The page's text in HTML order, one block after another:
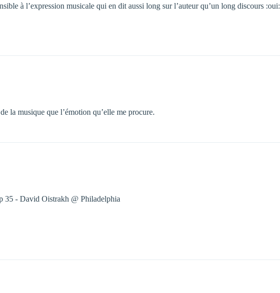
à l’expression musicale qui en dit aussi long sur l’auteur qu’un long discours :oui:
la musique que l’émotion qu’elle me procure.
- David Oistrakh @ Philadelphia